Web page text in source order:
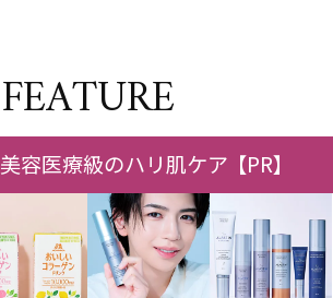
FEATURE
美容医療級のハリ肌ケア【PR】